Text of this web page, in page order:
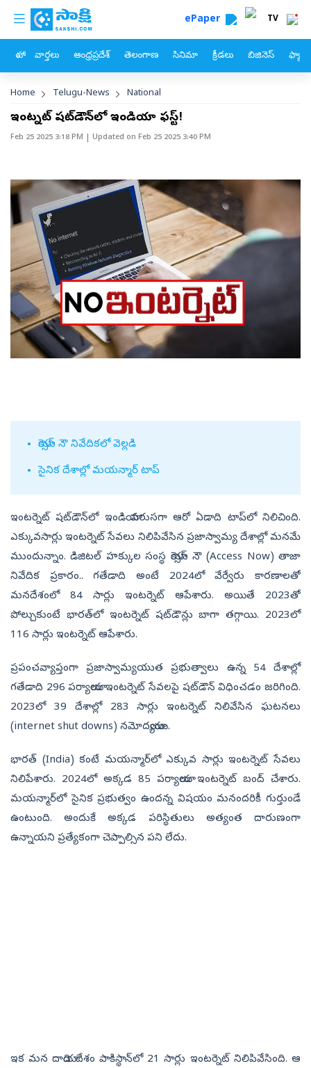
Skip to main content
custom menu ePaper TV
హోం వార్తలు ఆంధ్రప్రదేశ్ తెలంగాణ సినిమా క్రీడలు బిజినెస్
Breadcrumb
Home Telugu-News National
ఇంట‌ర్నెట్ ష‌ట్‌డౌన్‌లో ఇండియా ఫ‌స్ట్‌!
Feb 25 2025 3:18 PM | Updated on Feb 25 2025 3:40 PM
యాక్సెస్ నౌ నివేదికలో వెల్ల‌డి
సైనిక దేశాల్లో మ‌య‌న్మార్ టాప్‌
ఇంట‌ర్నెట్ ష‌ట్‌డౌన్‌లో ఇండియా వ‌రుస‌గా ఆరో ఏడాది టాప్‌లో నిలిచింది.
ఎక్కువ‌సార్లు ఇంట‌ర్నెట్ సేవ‌లు నిలిపివేసిన ప్ర‌జాస్వామ్య దేశాల్లో మ‌నమే
ముందున్నాం. డిజిటల్ హక్కుల సంస్థ యాక్సెస్ నౌ (Access Now) తాజా
నివేదిక ప్ర‌కారం.. గ‌తేడాది అంటే 2024లో వేర్వేరు కార‌ణాల‌తో
మ‌న‌దేశంలో 84 సార్లు ఇంట‌ర్నెట్ ఆపేశారు. అయితే 2023తో
పోల్చుకుంటే భార‌త్‌లో ఇంట‌ర్నెట్ ష‌ట్‌డౌన్లు బాగా త‌గ్గాయి. 2023లో
116 సార్లు ఇంట‌ర్నెట్ ఆపేశారు.
ప్రపంచవ్యాప్తంగా ప్ర‌జాస్వామ్య‌యుత‌ ప్రభుత్వాలు ఉన్న 54 దేశాల్లో
గ‌తేడాది 296 ప‌ర్యాయాలు ఇంటర్నెట్ సేవ‌ల‌పై షట్‌డౌన్ విధించ‌డం జ‌రిగింది.
2023లో 39 దేశాల్లో 283 సార్లు ఇంట‌ర్నెట్ నిలివేసిన ఘ‌ట‌న‌లు
(internet shut downs) న‌మోద‌య్యాయి.
భార‌త్ (India) కంటే మ‌య‌న్మార్‌లో ఎక్కువ సార్లు ఇంటర్నెట్ సేవ‌లు
నిలిపేశారు. 2024లో అక్క‌డ‌ 85 ప‌ర్యాయాలు ఇంట‌ర్నెట్ బంద్ చేశారు.
మ‌య‌న్మార్‌లో సైనిక ప్ర‌భుత్వం ఉంద‌న్న విష‌యం మ‌నంద‌రికీ గుర్తుండే
ఉంటుంది. అందుకే అక్క‌డ ప‌రిస్థితులు అత్యంత దారుణంగా
ఉన్నాయ‌ని ప్ర‌త్యేకంగా చెప్పాల్సిన ప‌ని లేదు.
ఇక మ‌న దాయాది దేశం పాకిస్థాన్‌లో 21 సార్లు ఇంట‌ర్నెట్ నిలిపివేసింది. ఆ